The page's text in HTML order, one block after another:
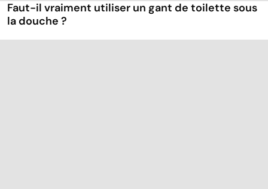
Faut-il vraiment utiliser un gant de toilette sous
la douche ?